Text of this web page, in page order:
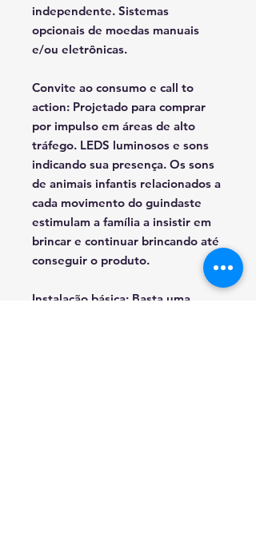
independente. Sistemas
opcionais de moedas manuais
e/ou eletrônicas.
Convite ao consumo e call to
action: Projetado para comprar
por impulso em áreas de alto
tráfego. LEDS luminosos e sons
indicando sua presença. Os sons
de animais infantis relacionados a
cada movimento do guindaste
estimulam a família a insistir em
brincar e continuar brincando até
conseguir o produto.
Instalação básica: Basta uma